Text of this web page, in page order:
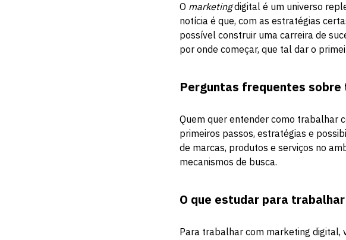
O marketingdigital é um universo
notícia é que, com as estratégias
possível construir uma carreira de
por onde começar, que tal dar o
Perguntas frequentes
Quem quer entender como trabalhar
primeiros passos, estratégias e
de marcas, produtos e serviços no
mecanismos de busca.
O que estudar para
Para trabalhar com marketing digital,